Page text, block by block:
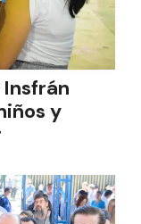
Insfrán
y